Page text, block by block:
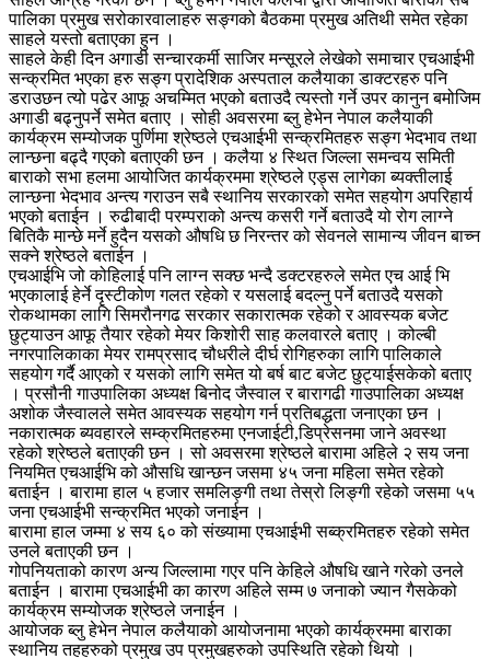
पालिका प्रमुख सरोकारवालाहरु सङ्गको बैठकमा प्रमुख अतिथी समेत रहेका
साहले यस्तो बताएका हुन ।
साहले केही दिन अगाडी सन्चारकर्मी साजिर मन्सूरले लेखेको समाचार एचआईभी
सन्क्रमित भएका हरु सङ्ग प्रादेशिक अस्पताल कलैयाका डाक्टरहरु पनि
डराउछन त्यो पढेर आफू अचम्मित भएको बताउदै त्यस्तो गर्ने उपर कानुन बमोजिम
अगाडी बढ्नुपर्ने समेत बताए । सोही अवसरमा ब्लु हेभेन नेपाल कलैयाकी
कार्यक्रम सम्योजक पुर्णिमा श्रेष्ठले एचआईभी सन्क्रमितहरु सङ्ग भेदभाव तथा
लान्छना बढ्दै गएको बताएकी छन । कलैया ४ स्थित जिल्ला समन्वय समिती
बाराको सभा हलमा आयोजित कार्यक्रममा श्रेष्ठले एड्स लागेका ब्यक्तीलाई
लान्छना भेदभाव अन्त्य गराउन सबै स्थानिय सरकारको समेत सहयोग अपरिहार्य
भएको बताईन । रुढीबादी परम्पराको अन्त्य कसरी गर्ने बताउदै यो रोग लाग्ने
बितिकै मान्छे मर्ने हुदैन यसको औषधि छ निरन्तर को सेवनले सामान्य जीवन बाच्न
सक्ने श्रेष्ठले बताईन ।
एचआईभि जो कोहिलाई पनि लाग्न सक्छ भन्दै डक्टरहरुले समेत एच आई भि
भएकालाई हेर्ने दृस्टीकोण गलत रहेको र यसलाई बदल्नु पर्ने बताउदै यसको
रोकथामका लागि सिमरौनगढ सरकार सकारात्मक रहेको र आवस्यक बजेट
छुट्याउन आफू तैयार रहेको मेयर किशोरी साह कलवारले बताए । कोल्बी
नगरपालिकाका मेयर रामप्रसाद चौधरीले दीर्घ रोगिहरुका लागि पालिकाले
सहयोग गर्दै आएको र यसको लागि समेत यो बर्ष बाट बजेट छुट्याईसकेको बताए
। प्रसौनी गाउपालिका अध्यक्ष बिनोद जैस्वाल र बारागढी गाउपालिका अध्यक्ष
अशोक जैस्वालले समेत आवस्यक सहयोग गर्न प्रतिबद्धता जनाएका छन ।
नकारात्मक ब्यवहारले सम्क्रमितहरुमा एनजाईटी,डिप्रेसनमा जाने अवस्था
रहेको श्रेष्ठले बताएकी छन । सो अवसरमा श्रेष्ठले बारामा अहिले २ सय जना
नियमित एचआईभि को औसधि खान्छन जसमा ४५ जना महिला समेत रहेको
बताईन । बारामा हाल ५ हजार समलिङ्गी तथा तेस्रो लिङ्गी रहेको जसमा ५५
जना एचआईभी सन्क्रमित भएको जनाईन ।
बारामा हाल जम्मा ४ सय ६० को संख्यामा एचआईभी सब्क्रमितहरु रहेको समेत
उनले बताएकी छन ।
गोपनियताको कारण अन्य जिल्लामा गएर पनि केहिले औषधि खाने गरेको उनले
बताईन । बारामा एचआईभी का कारण अहिले सम्म ७ जनाको ज्यान गैसकेको
कार्यक्रम सम्योजक श्रेष्ठले जनाईन ।
आयोजक ब्लु हेभेन नेपाल कलैयाको आयोजनामा भएको कार्यक्रममा बाराका
स्थानिय तहहरुको प्रमुख उप प्रमुखहरुको उपस्थिति रहेको थियो ।